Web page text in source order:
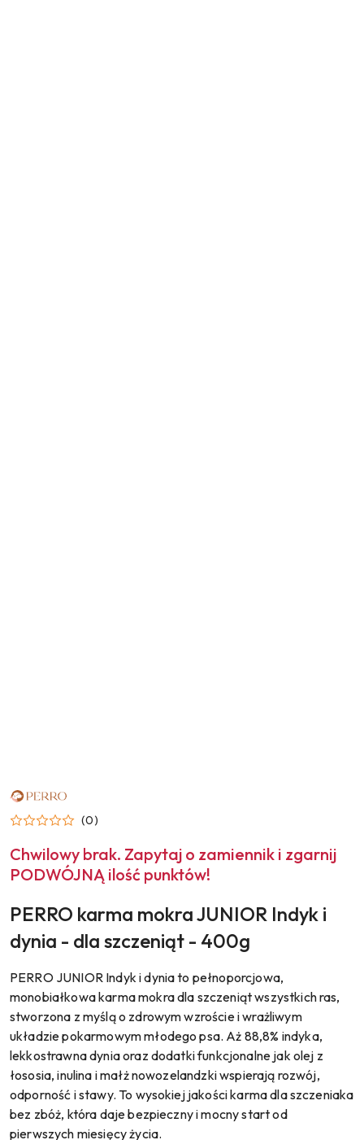
NAZWA
PRODUCENTA:
PERRO
(0)
Chwilowy brak. Zapytaj o zamiennik i zgarnij
PODWÓJNĄ ilość punktów!
PERRO karma mokra JUNIOR Indyk i
dynia - dla szczeniąt - 400g
PERRO JUNIOR Indyk i dynia to pełnoporcjowa,
monobiałkowa karma mokra dla szczeniąt wszystkich ras,
stworzona z myślą o zdrowym wzroście i wrażliwym
układzie pokarmowym młodego psa. Aż 88,8% indyka,
lekkostrawna dynia oraz dodatki funkcjonalne jak olej z
łososia, inulina i małż nowozelandzki wspierają rozwój,
odporność i stawy. To wysokiej jakości karma dla szczeniaka
bez zbóż, która daje bezpieczny i mocny start od
pierwszych miesięcy życia.